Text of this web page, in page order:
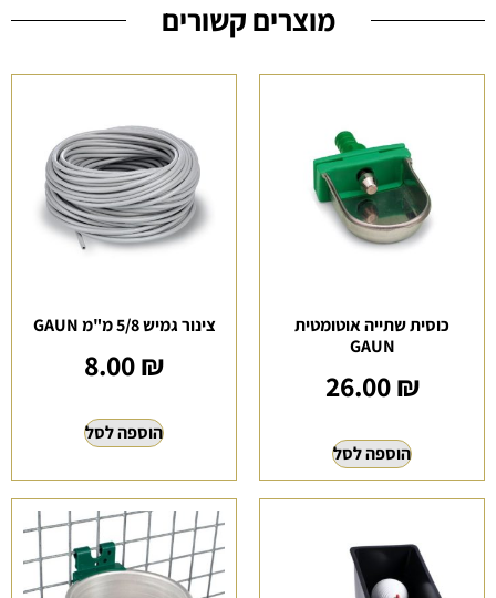
מוצרים קשורים
כוסית שתייה אוטומטית
GAUN
26.00₪
הוספה לסל
צינור גמיש 5/8 מ"מ GAUN
8.00₪
הוספה לסל